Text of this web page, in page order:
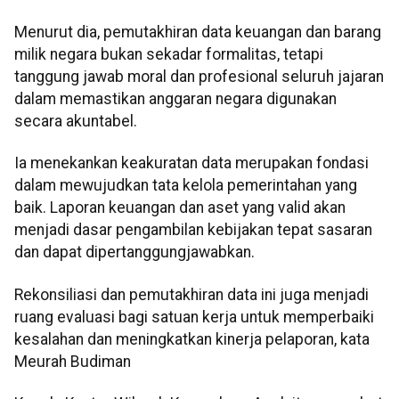
Menurut dia, pemutakhiran data keuangan dan barang
milik negara bukan sekadar formalitas, tetapi
tanggung jawab moral dan profesional seluruh jajaran
dalam memastikan anggaran negara digunakan
secara akuntabel.
Ia menekankan keakuratan data merupakan fondasi
dalam mewujudkan tata kelola pemerintahan yang
baik. Laporan keuangan dan aset yang valid akan
menjadi dasar pengambilan kebijakan tepat sasaran
dan dapat dipertanggungjawabkan.
Rekonsiliasi dan pemutakhiran data ini juga menjadi
ruang evaluasi bagi satuan kerja untuk memperbaiki
kesalahan dan meningkatkan kinerja pelaporan, kata
Meurah Budiman